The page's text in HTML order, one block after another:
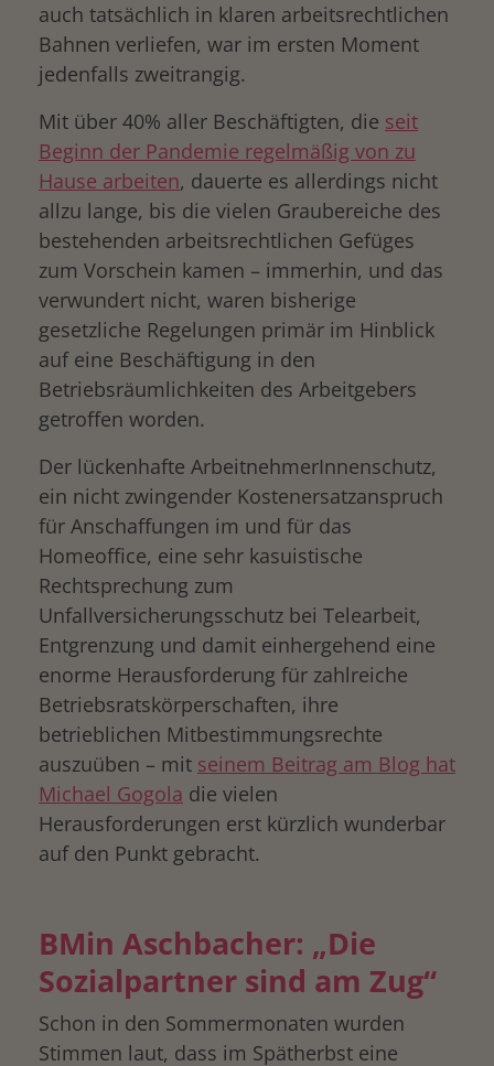
auch tatsächlich in klaren arbeitsrechtlichen
Bahnen verliefen, war im ersten Moment
jedenfalls zweitrangig.
Mit über 40% aller Beschäftigten, die seit
Beginn der Pandemie regelmäßig von zu
Hause arbeiten, dauerte es allerdings nicht
allzu lange, bis die vielen Graubereiche des
bestehenden arbeitsrechtlichen Gefüges
zum Vorschein kamen – immerhin, und das
verwundert nicht, waren bisherige
gesetzliche Regelungen primär im Hinblick
auf eine Beschäftigung in den
Betriebsräumlichkeiten des Arbeitgebers
getroffen worden.
Der lückenhafte ArbeitnehmerInnenschutz,
ein nicht zwingender Kostenersatzanspruch
für Anschaffungen im und für das
Homeoffice, eine sehr kasuistische
Rechtsprechung zum
Unfallversicherungsschutz bei Telearbeit,
Entgrenzung und damit einhergehend eine
enorme Herausforderung für zahlreiche
Betriebsratskörperschaften, ihre
betrieblichen Mitbestimmungsrechte
auszuüben – mit seinem Beitrag am Blog hat
Michael Gogola die vielen
Herausforderungen erst kürzlich wunderbar
auf den Punkt gebracht.
BMin Aschbacher: „Die
Sozialpartner sind am Zug“
Schon in den Sommermonaten wurden
Stimmen laut, dass im Spätherbst eine